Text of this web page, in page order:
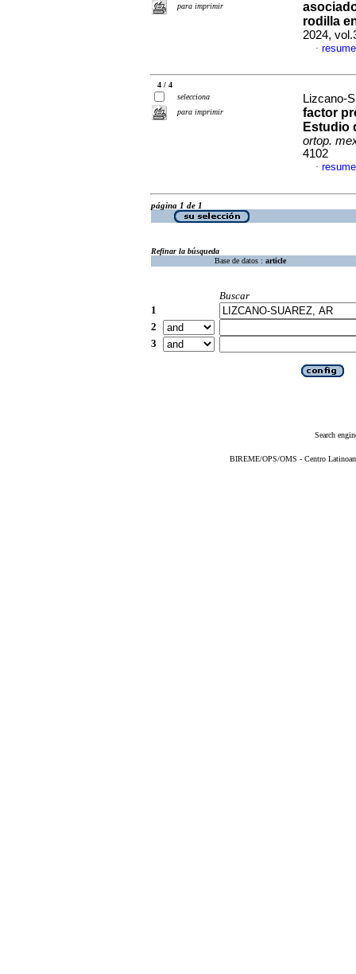
para imprimir
rodilla
2024,
·
4 / 4
selecciona
para imprimir
Lizcano-
factor
Estudio
ortop.
4102
·
página 1 de 1
Refinar la búsqueda
Base de datos : article
Buscar
1
2
3
Search
BIREME/OPS/OMS - Centro